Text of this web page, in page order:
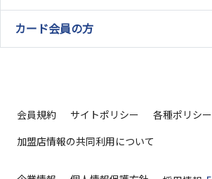
カード会員の方
会員規約 サイトポリシー
各種ポリシー
加盟店情報の共同利用について